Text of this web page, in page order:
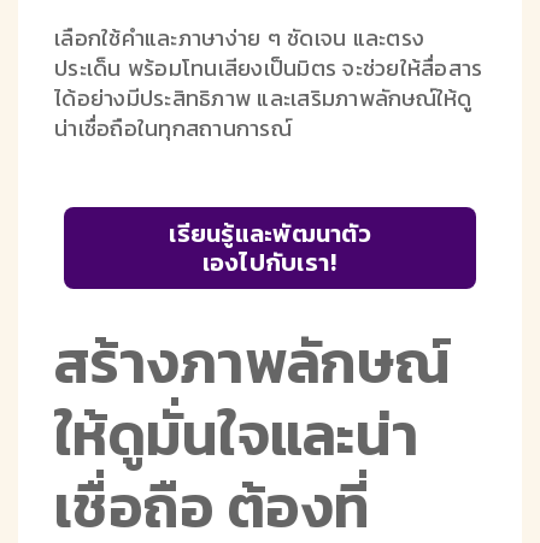
เลือกใช้คำและภาษาง่าย ๆ ชัดเจน และตรง
ประเด็น พร้อมโทนเสียงเป็นมิตร จะช่วยให้สื่อสาร
ได้อย่างมีประสิทธิภาพ และเสริมภาพลักษณ์ให้ดู
น่าเชื่อถือในทุกสถานการณ์
เรียนรู้และพัฒนาตัว
เองไปกับเรา!
สร้างภาพลักษณ์
ให้ดูมั่นใจและน่า
เชื่อถือ ต้องที่